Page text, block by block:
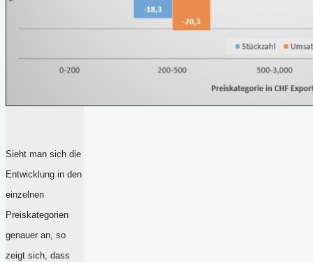
Sieht man sich die
Entwicklung in den
einzelnen
Preiskategorien
genauer an, so
zeigt sich, dass